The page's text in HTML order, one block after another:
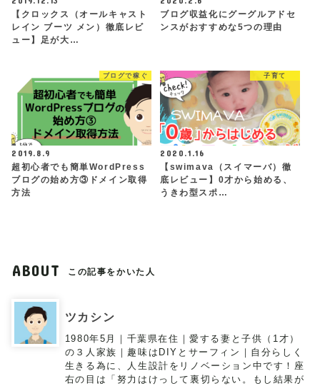
【クロックス（オールキャスト
レイン ブーツ メン）徹底レビ
ュー】足が大…
ブログ収益化にグーグルアドセ
ンスがおすすめな5つの理由
ブログで稼ぐ
2019.8.9
超初心者でも簡単WordPress
ブログの始め方③ドメイン取得
方法
子育て
2020.1.16
【swimava（スイマーバ）徹
底レビュー】0才から始める、
うきわ型スポ…
ABOUT この記事をかいた人
ツカシン
1980年5月｜千葉県在住｜愛する妻と子供（1才）
の３人家族｜趣味はDIYとサーフィン｜自分らしく
生きる為に、人生設計をリノベーション中です！座
右の目は「努力はけっして裏切らない。もし結果が